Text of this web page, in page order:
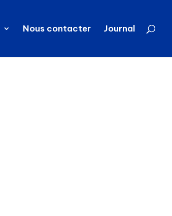
Nous contacter Journal